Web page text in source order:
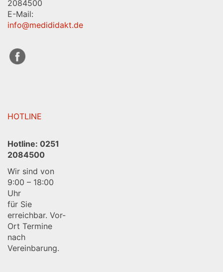
2084500
E-Mail:
info@medididakt.de
HOTLINE
Hotline: 0251
2084500
Wir sind von
9:00 – 18:00
Uhr
für Sie
erreichbar. Vor-
Ort Termine
nach
Vereinbarung.